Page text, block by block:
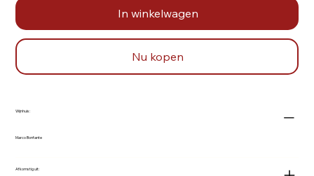
In winkelwagen
Nu kopen
Wijnhuis:
Marco Bonfante
Afkomstig uit: